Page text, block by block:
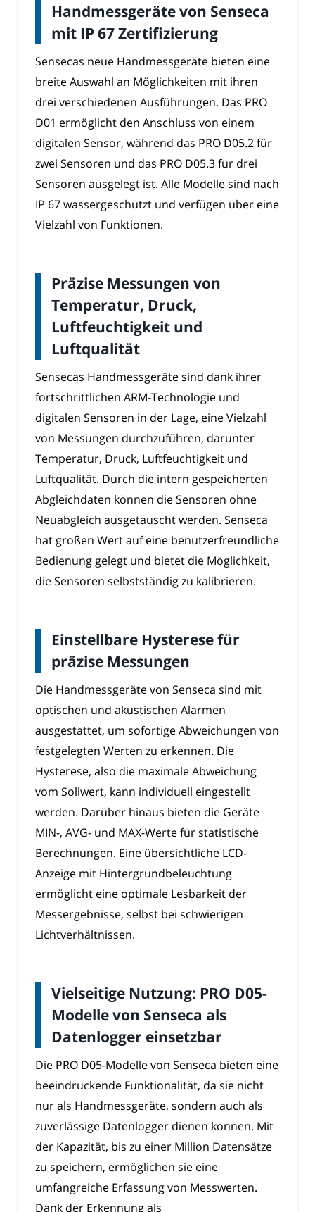
Handmessgeräte von Senseca
mit IP 67 Zertifizierung
Sensecas neue Handmessgeräte bieten eine
breite Auswahl an Möglichkeiten mit ihren
drei verschiedenen Ausführungen. Das PRO
D01 ermöglicht den Anschluss von einem
digitalen Sensor, während das PRO D05.2 für
zwei Sensoren und das PRO D05.3 für drei
Sensoren ausgelegt ist. Alle Modelle sind nach
IP 67 wassergeschützt und verfügen über eine
Vielzahl von Funktionen.
Präzise Messungen von
Temperatur, Druck,
Luftfeuchtigkeit und
Luftqualität
Sensecas Handmessgeräte sind dank ihrer
fortschrittlichen ARM-Technologie und
digitalen Sensoren in der Lage, eine Vielzahl
von Messungen durchzuführen, darunter
Temperatur, Druck, Luftfeuchtigkeit und
Luftqualität. Durch die intern gespeicherten
Abgleichdaten können die Sensoren ohne
Neuabgleich ausgetauscht werden. Senseca
hat großen Wert auf eine benutzerfreundliche
Bedienung gelegt und bietet die Möglichkeit,
die Sensoren selbstständig zu kalibrieren.
Einstellbare Hysterese für
präzise Messungen
Die Handmessgeräte von Senseca sind mit
optischen und akustischen Alarmen
ausgestattet, um sofortige Abweichungen von
festgelegten Werten zu erkennen. Die
Hysterese, also die maximale Abweichung
vom Sollwert, kann individuell eingestellt
werden. Darüber hinaus bieten die Geräte
MIN-, AVG- und MAX-Werte für statistische
Berechnungen. Eine übersichtliche LCD-
Anzeige mit Hintergrundbeleuchtung
ermöglicht eine optimale Lesbarkeit der
Messergebnisse, selbst bei schwierigen
Lichtverhältnissen.
Vielseitige Nutzung: PRO D05-
Modelle von Senseca als
Datenlogger einsetzbar
Die PRO D05-Modelle von Senseca bieten eine
beeindruckende Funktionalität, da sie nicht
nur als Handmessgeräte, sondern auch als
zuverlässige Datenlogger dienen können. Mit
der Kapazität, bis zu einer Million Datensätze
zu speichern, ermöglichen sie eine
umfangreiche Erfassung von Messwerten.
Dank der Erkennung als